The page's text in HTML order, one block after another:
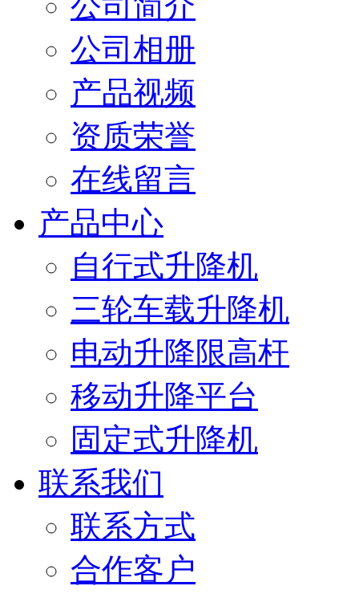
公司相册
产品视频
资质荣誉
在线留言
产品中心
自行式升降机
三轮车载升降机
电动升降限高杆
移动升降平台
固定式升降机
联系我们
联系方式
合作客户